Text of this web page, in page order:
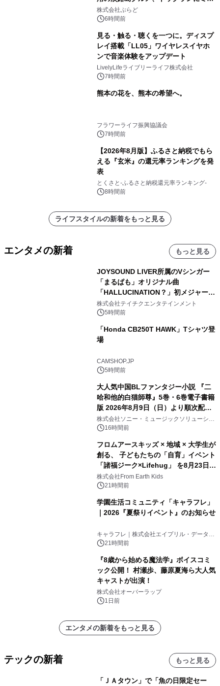
プール グランピングとトレーラーハウ
スの2施設で
株式会社ぷらど
6時間前
見る・触る・聴くを一つに。ディスプ
レイ搭載「LL05」ワイヤレスイヤホ
ンで音楽体験をアップデート
LivelyLifeライブリーライフ株式会社
7時間前
熊本の花を、熊本の希望へ。
フラワーライフ振興協議会
7時間前
【2026年8月版】ふるさと納税でもら
える『玄米』の還元率ランキングを発
表
とくさと-ふるさと納税還元率ランキング-
8時間前
ライフスタイルの新着をもっと見る
エンタメの新着 もっと見る
JOYSOUND LIVER所属のVシンガー
「まるぱも」オリジナル曲
「HALLUCINATION？」初メジャー配
信リリース決定！
株式会社テイチクエンタテインメント
5時間前
「Honda CB250T HAWK」Tシャツ登
場
CAMSHOP.JP
5時間前
大人気中国BLファンタジー小説 『二
哈和他的白猫師尊』5巻・6巻電子書籍
版 2026年8月9日（日）より順次配信
開始
株式会社ソニー・ミュージックソリューショ
ンズ16時間前
フロムアースキッズ × 地域 × 大学生が
創る、 子どもたちの「自育」イベント
「諸福ジーク×Lifehug」 を8月23日
(日)開催
株式会社From Earth Kids
21時間前
学園生活コミュニティ「キャラフレ」
｜2026『夏祭りイベント』のお知らせ
キャラフレ｜株式会社エイプリル・データ・
デザインズ
21時間前
『8歳から始める魔法学』ボイスコミ
ック公開！ 村瀬歩、藤原夏海ら大人気
キャストが出演！
株式会社オーバーラップ
1日前
エンタメの新着をもっと見る
テックの新着 もっと見る
「ＪＡタウン」で「魚の日限定セー